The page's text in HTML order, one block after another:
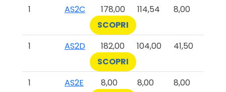
1
AS2C 178,00 114,54
8,00
SCOPRI
1
AS2D 182,00 104,00
41,50
SCOPRI
1
AS2E 8,00 8,00
8,00